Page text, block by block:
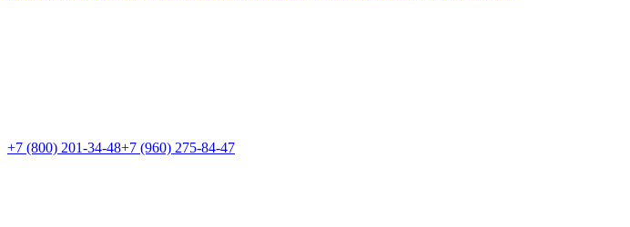
+7 (800) 201-34-48+7 (960) 275-84-47